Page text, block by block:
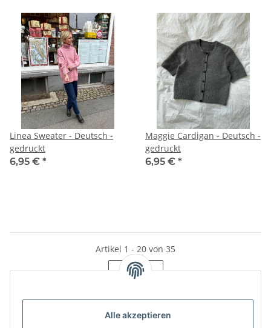
Alle akzeptieren
Linea Sweater - Deutsch -
gedruckt
6,95 € *
Maggie Cardigan - Deutsch -
gedruckt
6,95 € *
Artikel 1 - 20 von 35
Seite1